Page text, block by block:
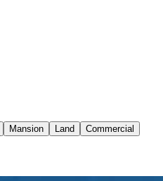
Mansion Land Commercial